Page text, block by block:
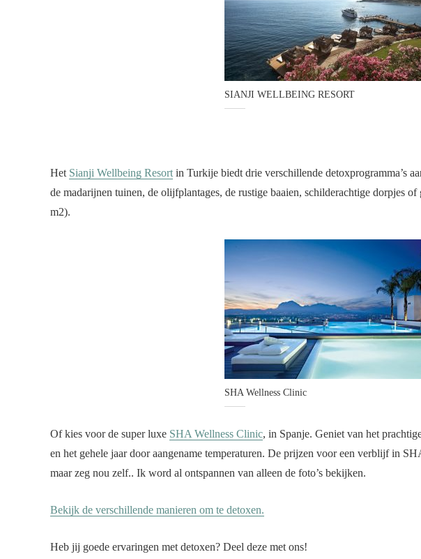
SIANJI WELLBEING RESORT
Het Sianji Wellbeing Resort in Turkije biedt drie verschillende detoxprogramma’s
de madarijnen tuinen, de olijfplantages, de rustige baaien, schilderachtige dorpjes
m2).
SHA Wellness Clinic
Of kies voor de super luxe SHA Wellness Clinic, in Spanje. Geniet van het
en het gehele jaar door aangename temperaturen. De prijzen voor een verblijf in
maar zeg nou zelf.. Ik word al ontspannen van alleen de foto’s bekijken.
Bekijk de verschillende manieren om te detoxen.
Heb jij goede ervaringen met detoxen? Deel deze met ons!